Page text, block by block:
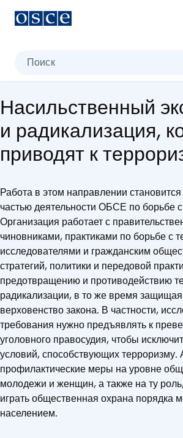
Поиск
Насильственный
и радикализация,
приводят к
Работа в этом направлении
частью деятельности ОБСЕ по борьбе
Организация работает с
чиновниками, практиками по борьбе с
исследователями и гражданским
стратегий, политики и передовой
предотвращению и противодействию
радикализации, в то же время
верховенство закона. В частности,
требования нужно предъявлять к
уголовного правосудия, чтобы
условий, способствующих терроризму.
профилактические меры на уровне
молодежи и женщин, а также на ту
играть общественная охрана порядка
населением.